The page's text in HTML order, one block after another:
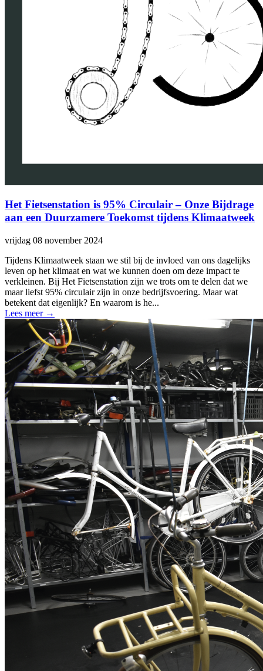
Het Fietsenstation is 95% Circulair – Onze Bijdrage
aan een Duurzamere Toekomst tijdens Klimaatweek
vrijdag 08 november 2024
Tijdens Klimaatweek staan we stil bij de invloed van ons dagelijks
leven op het klimaat en wat we kunnen doen om deze impact te
verkleinen. Bij Het Fietsenstation zijn we trots om te delen dat we
maar liefst 95% circulair zijn in onze bedrijfsvoering. Maar wat
betekent dat eigenlijk? En waarom is he...
Lees meer →